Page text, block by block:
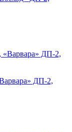
ДП-2,